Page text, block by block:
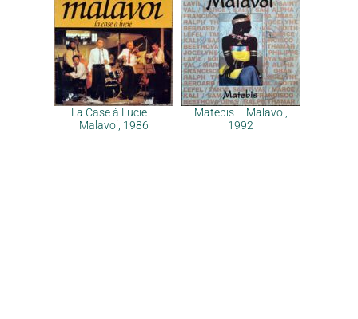
La Case à Lucie –
Malavoi, 1986
Matebis – Malavoi,
1992